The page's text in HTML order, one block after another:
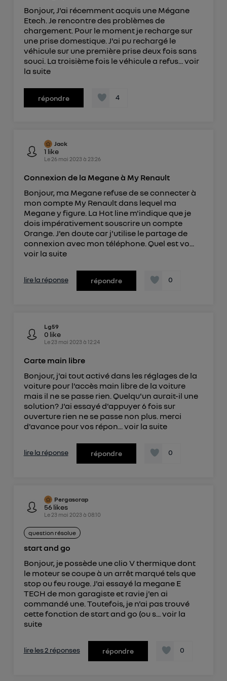
Bonjour, J'ai récemment acquis une Mégane
Etech. Je rencontre des problèmes de
chargement. Pour le moment je recharge sur
une prise domestique. J'ai pu rechargé le
véhicule sur une première prise deux fois sans
souci. La troisième fois le véhicule a refus... voir
la suite
répondre 4
Jack
1 like
Le 26 mai 2023 à 23:26
Connexion de la Megane à My Renault
Bonjour, ma Megane refuse de se connecter à
mon compte My Renault dans lequel ma
Megane y figure. La Hot line m'indique que je
dois impérativement souscrire un compte
Orange. J'en doute car j'utilise le partage de
connexion avec mon téléphone. Quel est vo...
voir la suite
lire la réponse répondre 0
Lg59
0 like
Le 23 mai 2023 à 12:24
Carte main libre
Bonjour, j'ai tout activé dans les réglages de la
voiture pour l'accès main libre de la voiture
mais il ne se passe rien. Quelqu'un aurait-il une
solution? J'ai essayé d'appuyer 6 fois sur
ouverture rien ne se passe non plus. merci
d'avance pour vos répon...voir la suite
lire la réponse répondre 0
Pergascrap
56 likes
Le 23 mai 2023 à 08:10
question résolue
start and go
Bonjour, je possède une clio V thermique dont
le moteur se coupe à un arrêt marqué tels que
stop ou feu rouge. J'ai essayé la megane E
TECH de mon garagiste et ravie j'en ai
commandé une. Toutefois, je n'ai pas trouvé
cette fonction de start and go (ou s...voir la
suite
lire les 2 réponses répondre 0
Elle utilise un identifiant créé par votre opérateur
télécom basé sur votre adresse IP et une référence
de votre contrat internet (ex : votre numéro de
téléphone).
L'identifiant est associé à votre connexion
internet. Ainsi, toutes les personnes utilisant la
attribuer le même identifiant. En général :
Pour uneconnexion foyer
(ex : Wi-Fi), la personnalisation sera basée
sur la navigation des membres du foyer ayant consentis.
consentement sur
") ou via la page « gérer Utiq » en bas de ce site.
Pour plus d'informations, veuillez consulter
Politique d'information sur les données
personnelles d'Utiq.